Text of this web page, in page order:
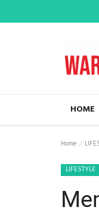
HOME
Home
LIFESTYLE